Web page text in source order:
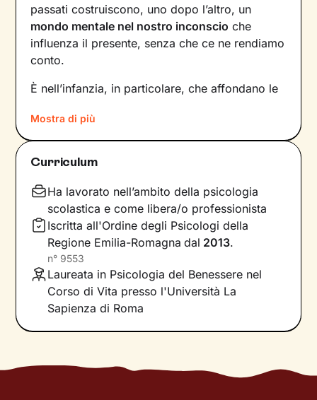
passati costruiscono, uno dopo l’altro, un
mondo mentale nel nostro inconscio che
influenza il presente, senza che ce ne rendiamo
conto.
È nell’infanzia, in particolare, che affondano le
e agire: leesperienze vissute in famiglia
infatti, vengono apprese, memorizzate e
riproposte nelle relazioni successive.
che in età adulta si attivano in maniera
automatica - è la chiave per innescare il
cambiamento.
Conoscere noi stessi significaportare alla luce
ciò che per tanto tempo è rimasto dietro le
quinte: raggiungere questo tipo di
consapevolezza è il primo passo necessario
svincolare il presente
con maggiore serenità.
Nel percorso che faremo insieme ti ascolterò
sempre con attenzione e partecipazione,
Mostra di più
Curriculum
Ha lavorato nell’ambito della psicologia
scolastica e come libera/o professionista
Iscritta all'Ordine degli Psicologi della
Regione Emilia-Romagna dal 2013.
n° 9553
Laureata in Psicologia del Benessere nel
Corso di Vita presso l'Università La
Sapienza di Roma